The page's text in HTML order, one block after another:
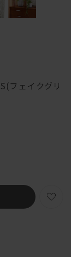
フェイクグリ